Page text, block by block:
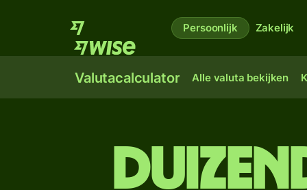
Persoonlijk Zakelijk
Valutacalculator Alle valuta bekijken